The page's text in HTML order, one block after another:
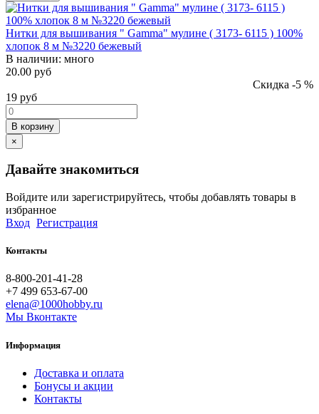
Нитки для вышивания " Gamma" мулине ( 3173- 6115 ) 100%
хлопок 8 м №3220 бежевый
В наличии: много
20.00 руб
Скидка -5 %
19 руб
В корзину
×
Давайте знакомиться
Войдите или зарегистрируйтесь, чтобы добавлять товары в
избранное
Вход Регистрация
Контакты
8-800-201-41-28
+7 499 653-67-00
elena@1000hobby.ru
Мы Вконтакте
Информация
Доставка и оплата
Бонусы и акции
Контакты